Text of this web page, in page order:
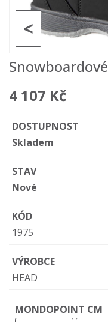
<
4 107 Kč
DOSTUPNOST
Skladem
STAV
Nové
KÓD
1975
VÝROBCE
HEAD
MONDOPOINT CM